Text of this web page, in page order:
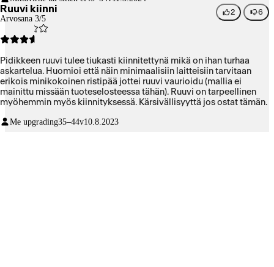
Ruuvi kiinni
Arvosana 3/5
2 6
Pidikkeen ruuvi tulee tiukasti kiinnitettynä mikä on ihan turhaa
askartelua. Huomioi että näin minimaalisiin laitteisiin tarvitaan
erikois minikokoinen ristipää jottei ruuvi vaurioidu (mallia ei
mainittu missään tuoteselosteessa tähän). Ruuvi on tarpeellinen
myöhemmin myös kiinnityksessä. Kärsivällisyyttä jos ostat tämän.
Me upgrading35–44v10.8.2023